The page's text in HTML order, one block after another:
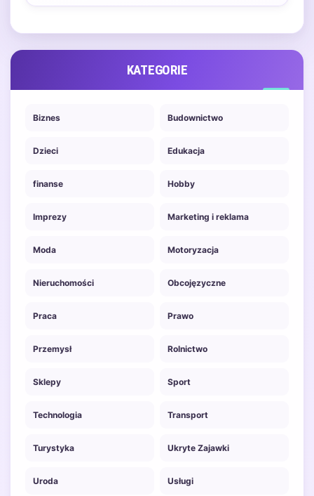
mylone, jednak istnieją między
KATEGORIE
Biznes Budownictwo
Dzieci Edukacja
finanse Hobby
Imprezy Marketing i reklama
Moda Motoryzacja
Nieruchomości Obcojęzyczne
Praca Prawo
Przemysł Rolnictwo
Sklepy Sport
Technologia Transport
Turystyka Ukryte Zajawki
Uroda Usługi